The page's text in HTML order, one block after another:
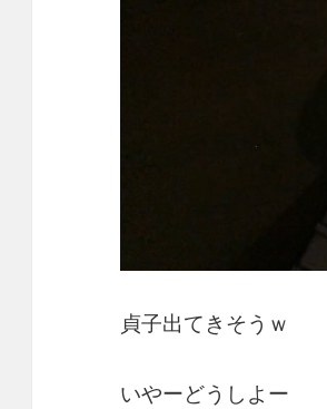
貞子出てきそうｗ
いやーどうしよー